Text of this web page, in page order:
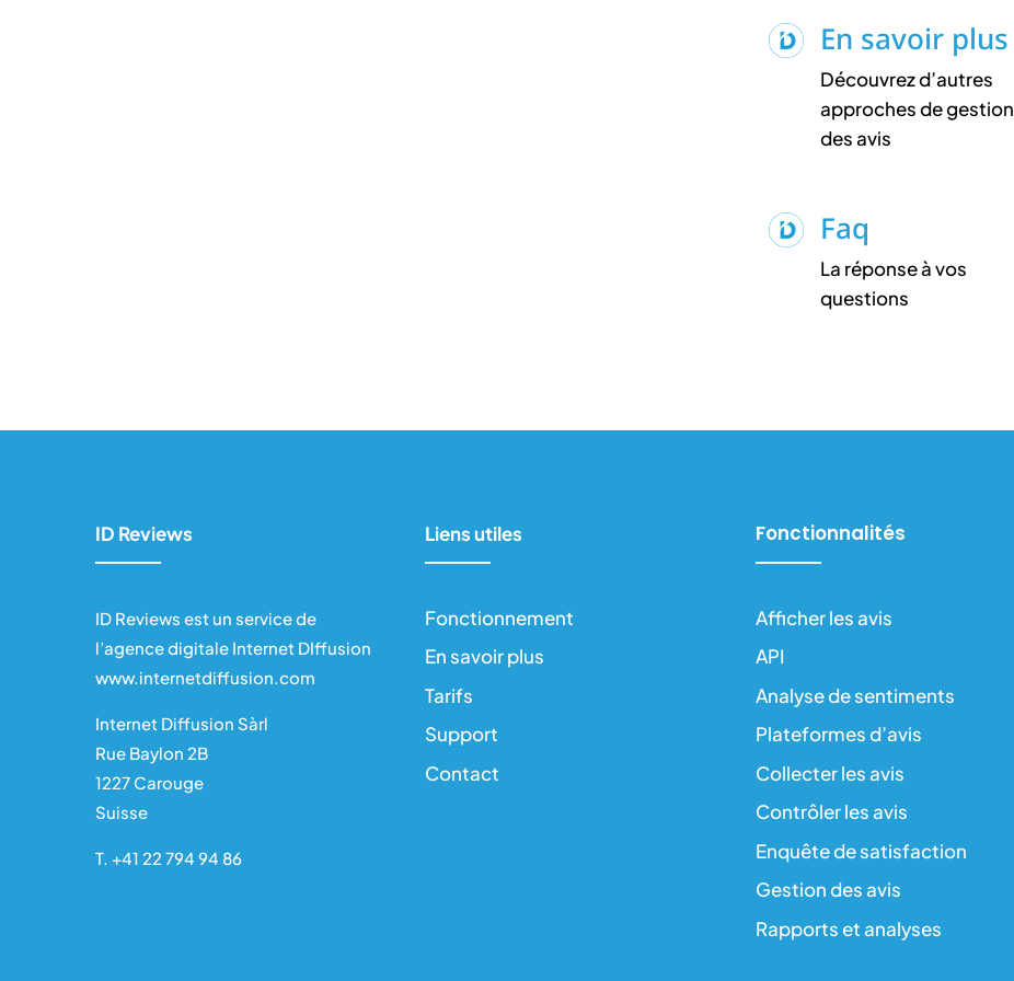
En savoir plus
Découvrez d’autres
approches de gestion
des avis
Faq
La réponse à vos
questions
ID Reviews
ID Reviews est un service de
l’agence digitale Internet DIffusion
www.internetdiffusion.com
Internet Diffusion Sàrl
Rue Baylon 2B
1227 Carouge
Suisse
T. +41 22 794 94 86
Liens utiles
Fonctionnement
En savoir plus
Tarifs
Support
Contact
Fonctionnalités
Afficher les avis
API
Analyse de sentiments
Plateformes d’avis
Collecter les avis
Contrôler les avis
Enquête de satisfaction
Gestion des avis
Rapports et analyses